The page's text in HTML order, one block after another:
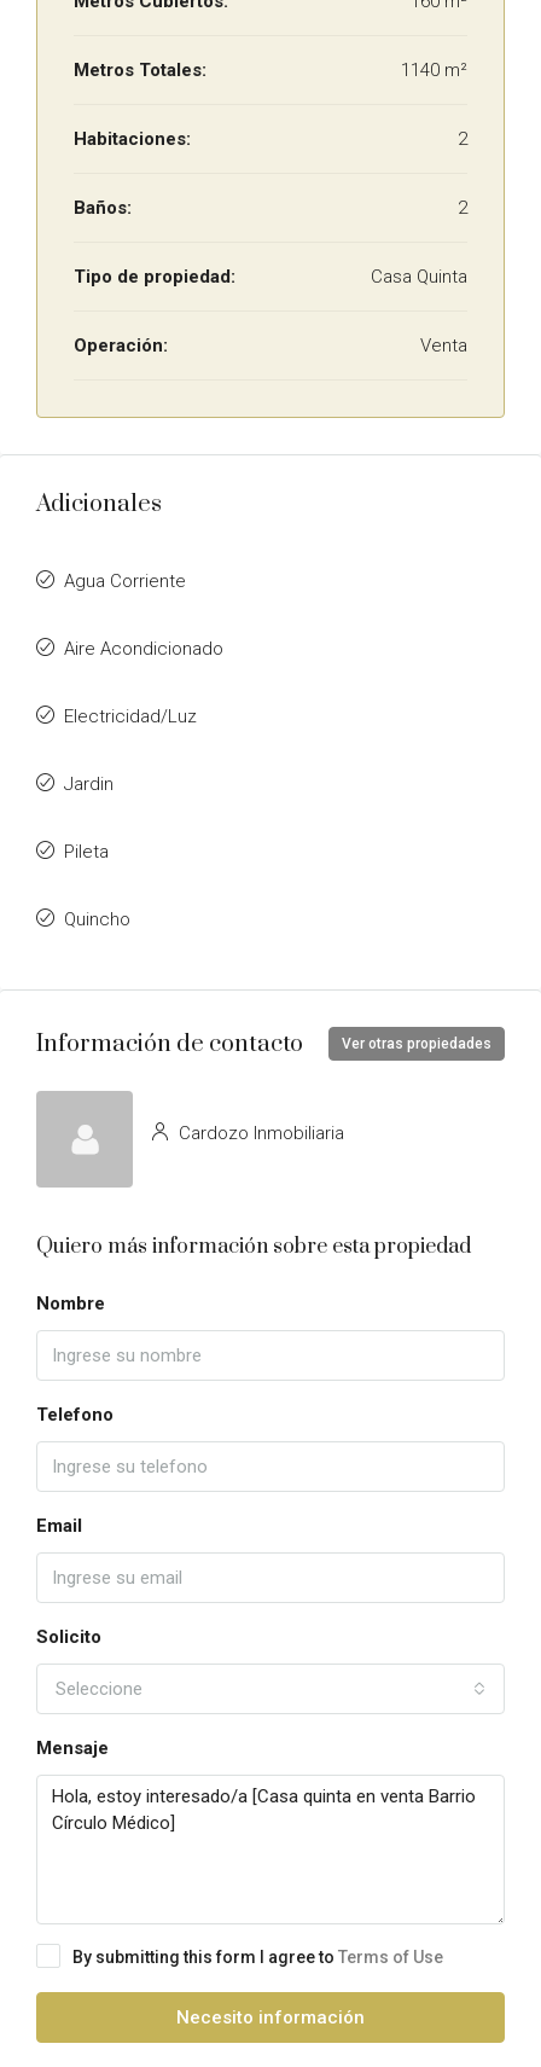
Metros Totales: 1140 m²
Habitaciones: 2
Baños: 2
Tipo de propiedad: Casa Quinta
Operación: Venta
Adicionales
Agua Corriente
Aire Acondicionado
Electricidad/Luz
Jardin
Pileta
Quincho
Información de contacto Ver otras propiedades
Cardozo Inmobiliaria
Quiero más información sobre esta propiedad
Nombre
Telefono
Email
Solicito
Seleccione
Mensaje
By submitting this form I agree to Terms of Use
Necesito información